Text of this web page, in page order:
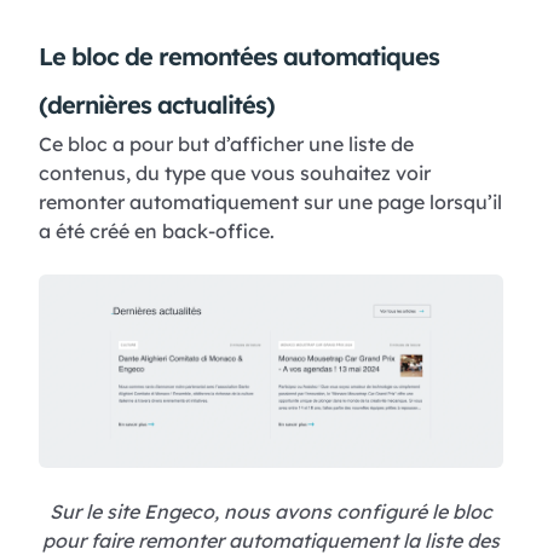
Le bloc de remontées automatiques
(dernières actualités)
Ce bloc a pour but d’afficher une liste de
contenus, du type que vous souhaitez voir
remonter automatiquement sur une page lorsqu’il
a été créé en back-office.
Sur le site Engeco, nous avons configuré le bloc
pour faire remonter automatiquement la liste des